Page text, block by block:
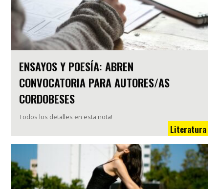
ENSAYOS Y POESÍA: ABREN
CONVOCATORIA PARA AUTORES/AS
CORDOBESES
Todos los detalles en esta nota!
Literatura